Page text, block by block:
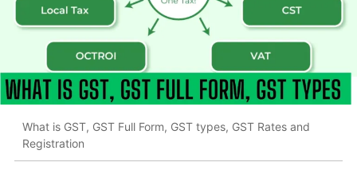
What is GST, GST Full Form, GST types, GST Rates and
Registration